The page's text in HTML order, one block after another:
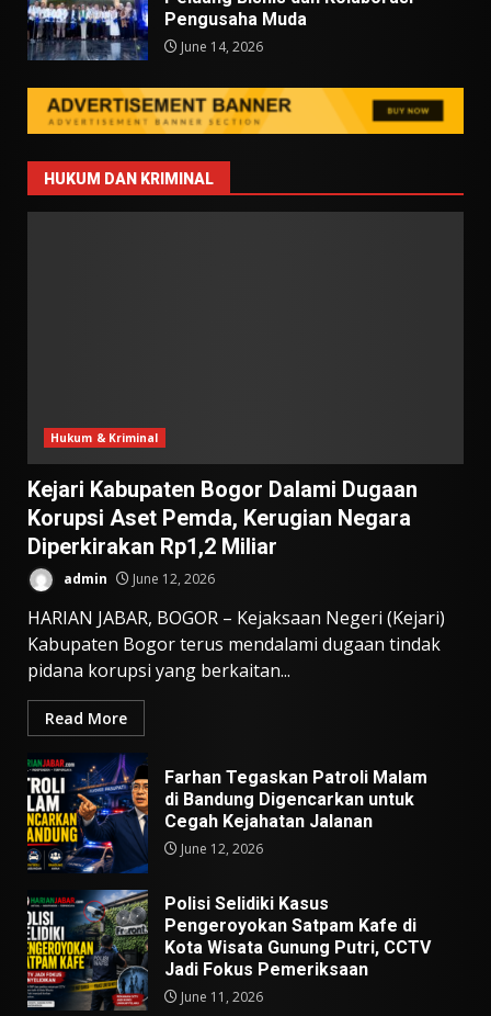
Pengusaha Muda
June 14, 2026
HUKUM DAN KRIMINAL
Hukum & Kriminal
Kejari Kabupaten Bogor Dalami Dugaan
Korupsi Aset Pemda, Kerugian Negara
Diperkirakan Rp1,2 Miliar
admin June 12, 2026
HARIAN JABAR, BOGOR – Kejaksaan Negeri (Kejari)
Kabupaten Bogor terus mendalami dugaan tindak
pidana korupsi yang berkaitan...
Read More
Farhan Tegaskan Patroli Malam
di Bandung Digencarkan untuk
Cegah Kejahatan Jalanan
June 12, 2026
Polisi Selidiki Kasus
Pengeroyokan Satpam Kafe di
Kota Wisata Gunung Putri, CCTV
Jadi Fokus Pemeriksaan
June 11, 2026